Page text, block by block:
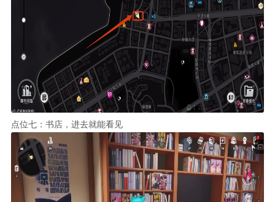
点位七：书店，进去就能看见